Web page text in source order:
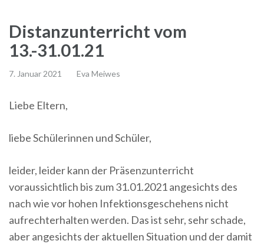
Distanzunterricht vom
13.-31.01.21
7. Januar 2021 Eva Meiwes
Liebe Eltern,
liebe Schülerinnen und Schüler,
leider, leider kann der Präsenzunterricht
voraussichtlich bis zum 31.01.2021 angesichts des
nach wie vor hohen Infektionsgeschehens nicht
aufrechterhalten werden. Das ist sehr, sehr schade,
aber angesichts der aktuellen Situation und der damit